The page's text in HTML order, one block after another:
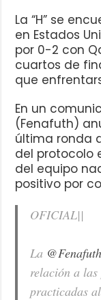
La “H” se
en Estados
por 0-2 con
cuartos de
que
En un
(Fenafuth)
última ronda
del protocolo
del equipo
positivo por
OFICIAL||
La
relación a
practicadas